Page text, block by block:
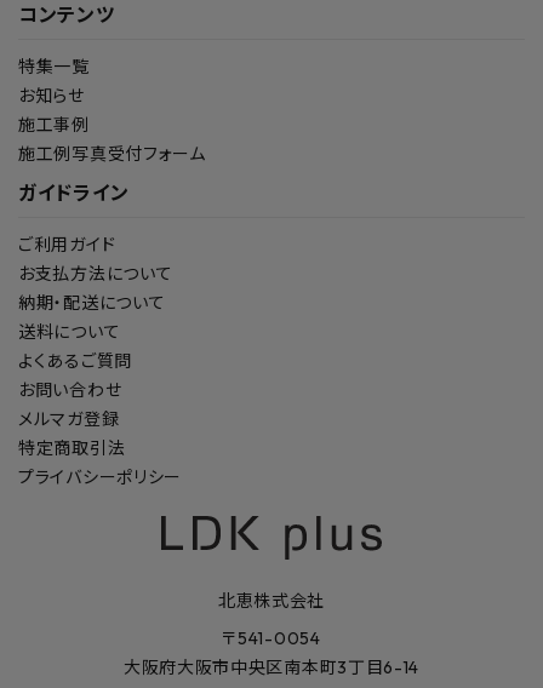
コンテンツ
特集一覧
お知らせ
施工事例
施工例写真受付フォーム
ガイドライン
ご利用ガイド
お支払方法について
納期・配送について
送料について
よくあるご質問
お問い合わせ
メルマガ登録
特定商取引法
プライバシーポリシー
北恵株式会社
〒541-0054
大阪府大阪市中央区南本町3丁目6-14